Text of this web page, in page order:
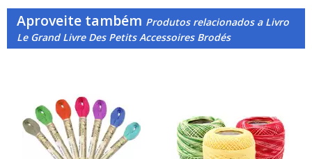
Aproveite também Produtos relacionados a Livro
Le Grand Livre Des Petits Accessoires Brodés